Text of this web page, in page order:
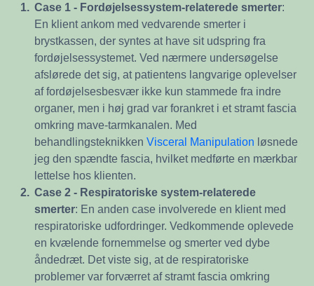
1. Case 1 - Fordøjelsessystem-relaterede smerter:
En klient ankom med vedvarende smerter i
brystkassen, der syntes at have sit udspring fra
fordøjelsessystemet. Ved nærmere undersøgelse
afslørede det sig, at patientens langvarige oplevelser
af fordøjelsesbesvær ikke kun stammede fra indre
organer, men i høj grad var forankret i et stramt fascia
omkring mave-tarmkanalen. Med
behandlingsteknikkenVisceral Manipulation løsnede
jeg den spændte fascia, hvilket medførte en mærkbar
lettelse hos klienten.
2. Case 2 - Respiratoriske system-relaterede
smerter: En anden case involverede en klient med
respiratoriske udfordringer. Vedkommende oplevede
en kvælende fornemmelse og smerter ved dybe
åndedræt. Det viste sig, at de respiratoriske
problemer var forværret af stramt fascia omkring